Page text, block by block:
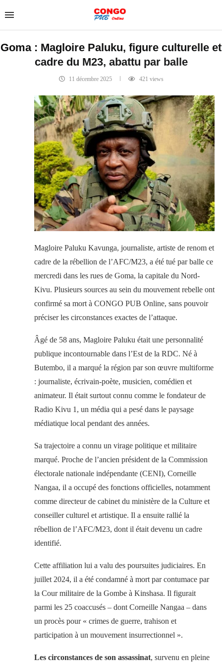
Goma : Magloire Paluku, figure culturelle et
cadre du M23, abattu par balle
11 décembre 2025 421 views
Magloire Paluku Kavunga, journaliste, artiste de renom et
cadre de la rébellion de l’AFC/M23, a été tué par balle ce
mercredi dans les rues de Goma, la capitale du Nord-
Kivu. Plusieurs sources au sein du mouvement rebelle ont
confirmé sa mort à CONGO PUB Online, sans pouvoir
préciser les circonstances exactes de l’attaque.
Âgé de 58 ans, Magloire Paluku était une personnalité
publique incontournable dans l’Est de la RDC. Né à
Butembo, il a marqué la région par son œuvre multiforme
: journaliste, écrivain-poète, musicien, comédien et
animateur. Il était surtout connu comme le fondateur de
Radio Kivu 1, un média qui a pesé dans le paysage
médiatique local pendant des années.
Sa trajectoire a connu un virage politique et militaire
marqué. Proche de l’ancien président de la Commission
électorale nationale indépendante (CENI), Corneille
Nangaa, il a occupé des fonctions officielles, notamment
comme directeur de cabinet du ministère de la Culture et
conseiller culturel et artistique. Il a ensuite rallié la
rébellion de l’AFC/M23, dont il était devenu un cadre
identifié.
Cette affiliation lui a valu des poursuites judiciaires. En
juillet 2024, il a été condamné à mort par contumace par
la Cour militaire de la Gombe à Kinshasa. Il figurait
parmi les 25 coaccusés – dont Corneille Nangaa – dans
un procès pour « crimes de guerre, trahison et
participation à un mouvement insurrectionnel ».
Les circonstances de son assassinat, survenu en pleine